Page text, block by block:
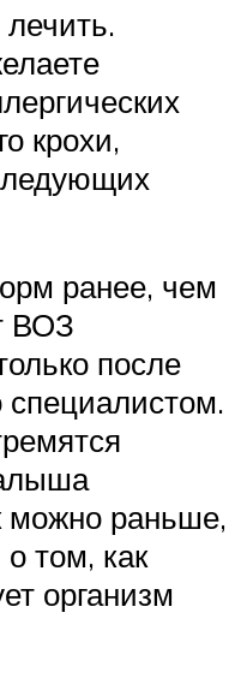
крохи,
ранее, чем
ВОЗ
после
специалистом.
можно раньше,
том, как
организм